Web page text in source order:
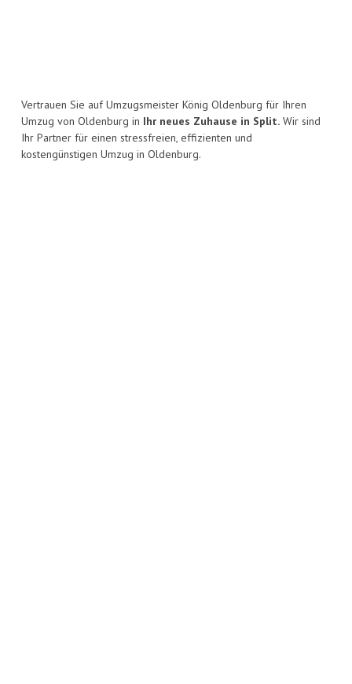
Vertrauen Sie auf Umzugsmeister König Oldenburg für Ihren
Umzug von Oldenburg in Ihr neues Zuhause in Split. Wir sind
Ihr Partner für einen stressfreien, effizienten und
kostengünstigen Umzug in Oldenburg.